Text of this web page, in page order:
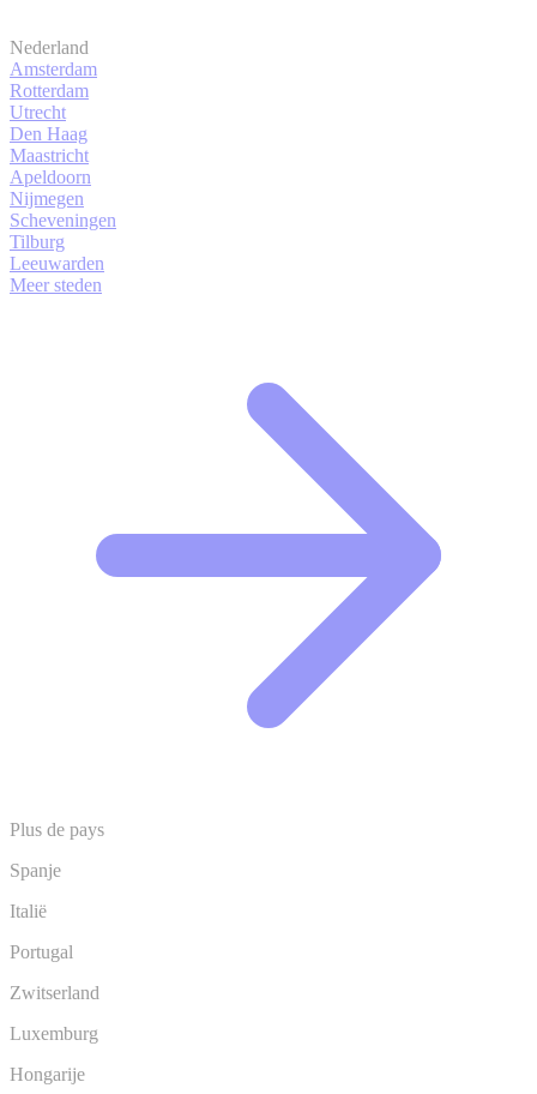
Nederland
Amsterdam
Rotterdam
Utrecht
Den Haag
Maastricht
Apeldoorn
Nijmegen
Scheveningen
Tilburg
Leeuwarden
Meer steden
Plus de pays
Spanje
Italië
Portugal
Zwitserland
Luxemburg
Hongarije